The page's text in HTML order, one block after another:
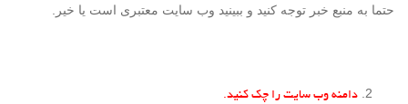
حتما به منبع خبر توجه کنید و ببینید وب سایت معتبری است یا خیر.
دامنه وب سایت را چک کنید.